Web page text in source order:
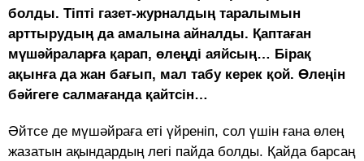
болды. Тіпті газет-журналдың таралымын
арттырудың да амалына айналды. Қаптаған
мүшәйраларға қарап, өлеңді аяйсың… Бірақ
ақынға да жан бағып, мал табу керек қой. Өлеңін
бәйгеге салмағанда қайтсін…
Әйтсе де мүшәйраға еті үйреніп, сол үшін ғана өлең
жазатын ақындардың легі пайда болды. Қайда барсаң